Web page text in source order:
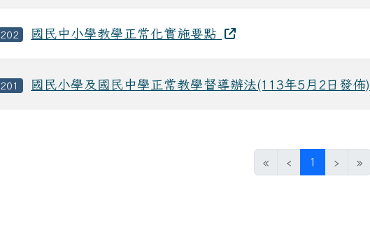
202 國民中小學教學正常化實施要點
201 國民小學及國民中學正常教學督導辦法(113年5月2日發佈)
« ‹ 1 (目前頁次)
› »